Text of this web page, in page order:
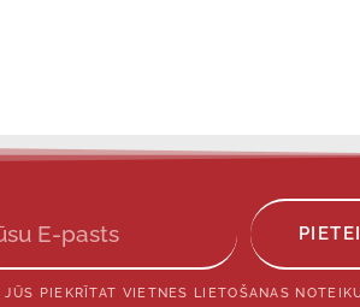
PIEKRĪTAT VIETNES LIETOŠANAS